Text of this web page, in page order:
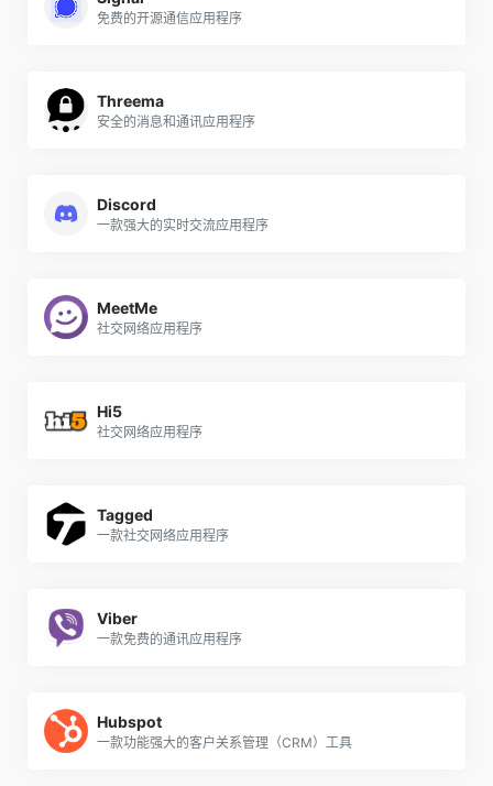
免费的开源通信应用程序
Threema
安全的消息和通讯应用程序
Discord
一款强大的实时交流应用程序
MeetMe
社交网络应用程序
Hi5
社交网络应用程序
Tagged
一款社交网络应用程序
Viber
一款免费的通讯应用程序
Hubspot
一款功能强大的客户关系管理（CRM）工具